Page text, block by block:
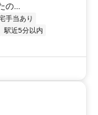
の...
手当あり
駅近5分以内